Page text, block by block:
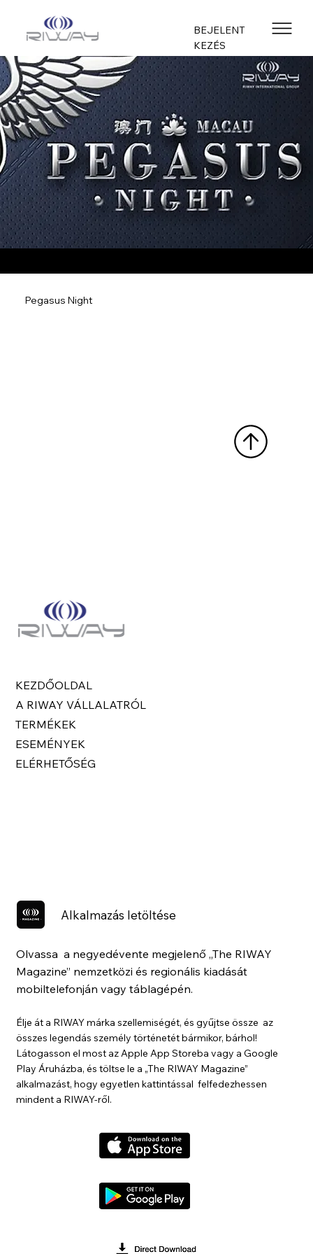
BEJELENT
KEZÉS
Pegasus Night
KEZDŐOLDAL
A RIWAY VÁLLALATRÓL
TERMÉKEK
ESEMÉNYEK
ELÉRHETŐSÉG
Alkalmazás letöltése
Olvassa a negyedévente megjelenő „The RIWAY
Magazine” nemzetközi és regionális kiadását
mobiltelefonján vagy táblagépén.
Élje át a RIWAY márka szellemiségét, és gyűjtse össze az
összes legendás személy történetét bármikor, bárhol!
Látogasson el most az Apple App Storeba vagy a Google
Play Áruházba, és töltse le a „The RIWAY Magazine”
alkalmazást, hogy egyetlen kattintással felfedezhessen
mindent a RIWAY-ről.